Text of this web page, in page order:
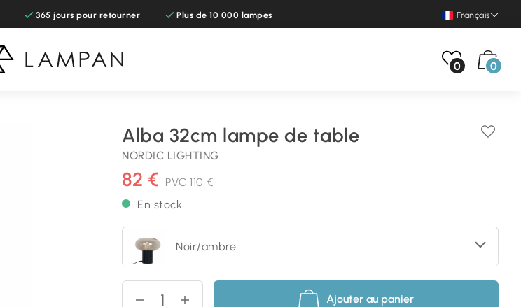
365 jours pour retourner Plus de 10 000 lampes Français
0 0
Alba 32cm lampe de table
NORDIC LIGHTING
82 € PVC110 €
En stock
Noir/ambre
Ajouter au panier